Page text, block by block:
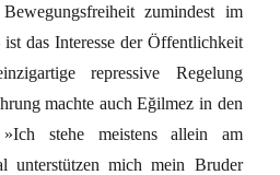
zumindest im
das Interesse der Öffentlichkeit
repressive Regelung
machte auch Eğilmez in den
»Ich stehe meistens allein am
unterstützen mich mein Bruder